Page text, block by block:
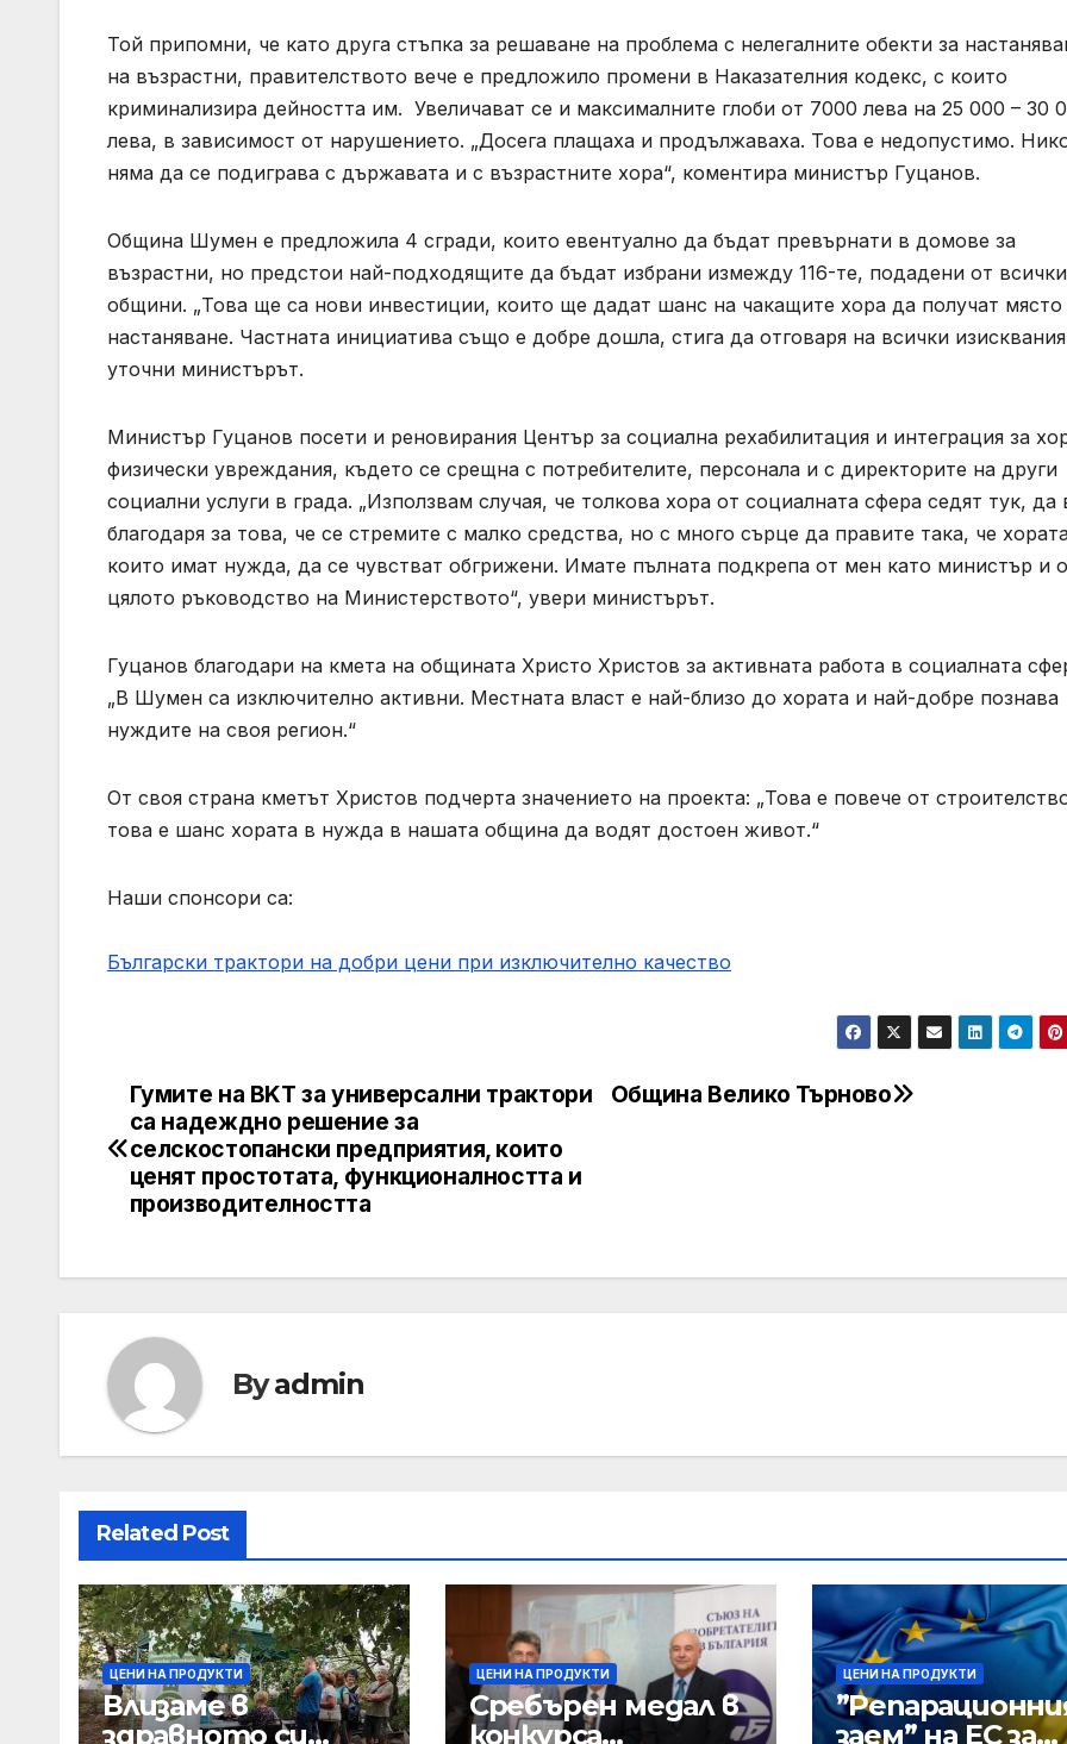
Той припомни, че като друга стъпка за решаване на проблема с нелегалните обекти за
на възрастни, правителството вече е предложило промени в Наказателния кодекс, с които
криминализира дейността им. Увеличават се и максималните глоби от 7000 лева на 25 000 – 30
лева, в зависимост от нарушението. „Досега плащаха и продължаваха. Това е недопустимо.
няма да се подиграва с държавата и с възрастните хора“, коментира министър Гуцанов.
Община Шумен е предложила 4 сгради, които евентуално да бъдат превърнати в домове за
възрастни, но предстои най-подходящите да бъдат избрани измежду 116-те, подадени от всички
общини. „Това ще са нови инвестиции, които ще дадат шанс на чакащите хора да получат място
настаняване. Частната инициатива също е добре дошла, стига да отговаря на всички
уточни министърът.
Министър Гуцанов посети и реновирания Център за социална рехабилитация и интеграция за
физически увреждания, където се срещна с потребителите, персонала и с директорите на други
социални услуги в града. „Използвам случая, че толкова хора от социалната сфера седят тук, да
благодаря за това, че се стремите с малко средства, но с много сърце да правите така, че
които имат нужда, да се чувстват обгрижени. Имате пълната подкрепа от мен като министър и
цялото ръководство на Министерството“, увери министърът.
Гуцанов благодари на кмета на общината Христо Христов за активната работа в социалната
„В Шумен са изключително активни. Местната власт е най-близо до хората и най-добре познава
нуждите на своя регион.“
От своя страна кметът Христов подчерта значението на проекта: „Това е повече от
това е шанс хората в нужда в нашата община да водят достоен живот.“
Наши спонсори са:
Български трактори на добри цени при изключително качество
Навигация Община Велико Търново
Гумите на BKT за универсални трактори
са надеждно решение за
селскостопански предприятия, които
ценят простотата, функционалността и
производителността
Byadmin
Related Post
ЦЕНИ НА ПРОДУКТИ
Влизаме в
здравното си
ЦЕНИ НА ПРОДУКТИ
Сребърен медал в
конкурса
ЦЕНИ НА ПРОДУКТИ
заем” на ЕС за